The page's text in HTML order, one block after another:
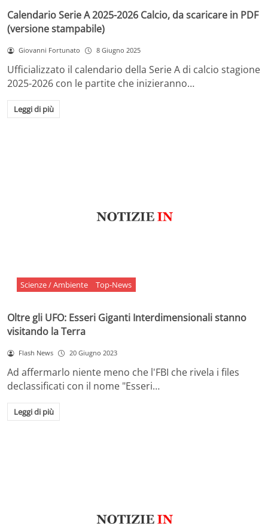
Calendario Serie A 2025-2026 Calcio, da scaricare in PDF
(versione stampabile)
Giovanni Fortunato 8 Giugno 2025
Ufficializzato il calendario della Serie A di calcio stagione
2025-2026 con le partite che inizieranno…
Leggi di più
Scienze / Ambiente Top-News
Oltre gli UFO: Esseri Giganti Interdimensionali stanno
visitando la Terra
Flash News 20 Giugno 2023
Ad affermarlo niente meno che l'FBI che rivela i files
declassificati con il nome "Esseri…
Leggi di più